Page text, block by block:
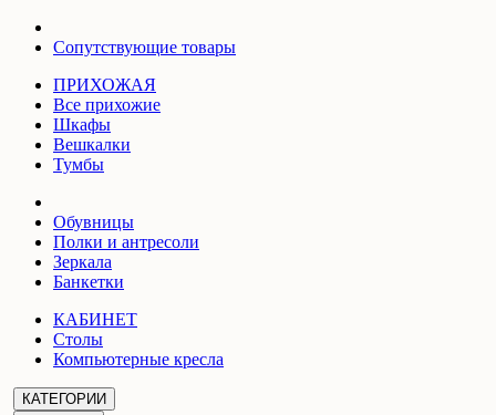
Сопутствующие товары
ПРИХОЖАЯ
Все прихожие
Шкафы
Вешкалки
Тумбы
Обувницы
Полки и антресоли
Зеркала
Банкетки
КАБИНЕТ
Столы
Компьютерные кресла
КАТЕГОРИИ